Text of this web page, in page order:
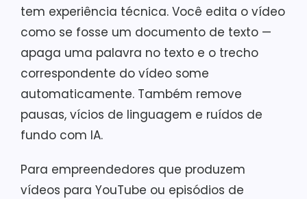
tem experiência técnica. Você edita o vídeo
como se fosse um documento de texto —
apaga uma palavra no texto e o trecho
correspondente do vídeo some
automaticamente. Também remove
pausas, vícios de linguagem e ruídos de
fundo com IA.
Para empreendedores que produzem
vídeos para YouTube ou episódios de